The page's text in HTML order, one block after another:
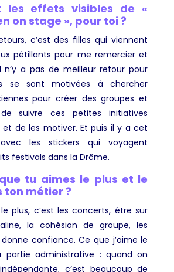
les effets visibles de «
on stage », pour toi ?
c’est des filles qui viennent
pétillants pour me remercier et
n’y a pas de meilleur retour pour
se sont motivées à chercher
pour créer des groupes et
suivre ces petites initiatives
et de les motiver. Et puis il y a cet
les stickers qui voyagent
festivals dans la Drôme.
tu aimes le plus et le
ton métier ?
plus, c’est les concerts, être sur
la cohésion de groupe, les
confiance. Ce que j’aime le
partie administrative : quand on
c’est beaucoup de